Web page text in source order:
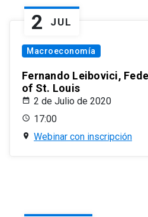
2 JUL
Macroeconomía
Fernando Leibovici,
of St. Louis
2 de Julio de 2020
17:00
Webinar con inscripción